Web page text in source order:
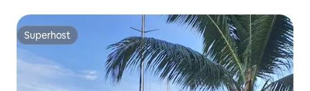
Superhost
Superhost